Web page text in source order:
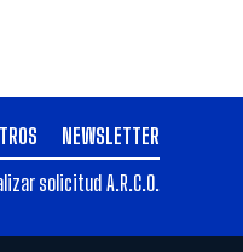
NEWSLETTER
solicitud A.R.C.O.